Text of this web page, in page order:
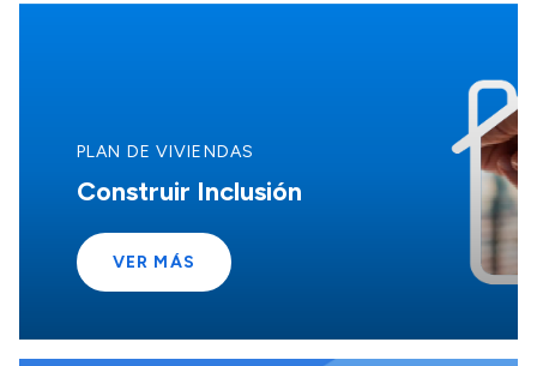
LoginPLAN DE VIVIENDAS
Construir Inclusión
VER MÁS